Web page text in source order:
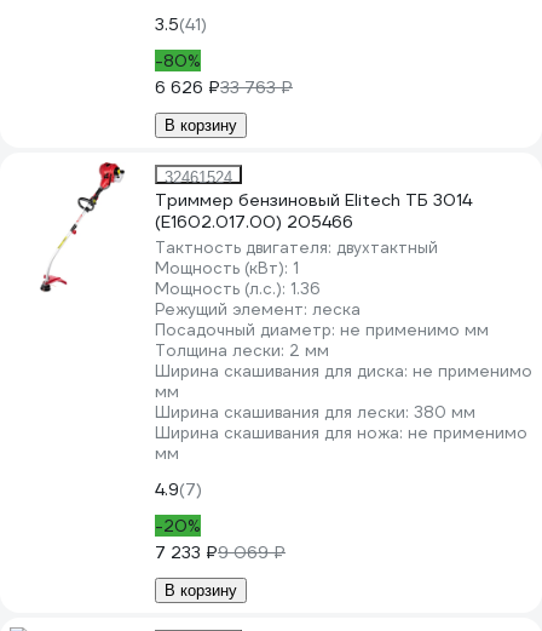
3.5(41)
-80%
6 626 ₽33 763 ₽
В корзину
32461524
Триммер бензиновый Elitech ТБ 3014
(E1602.017.00) 205466
Тактность двигателя: двухтактный
Мощность (кВт): 1
Мощность (л.с.): 1.36
Режущий элемент: леска
Посадочный диаметр: не применимо мм
Толщина лески: 2 мм
Ширина скашивания для диска: не применимо
мм
Ширина скашивания для лески: 380 мм
Ширина скашивания для ножа: не применимо
мм
4.9(7)
-20%
7 233 ₽9 069 ₽
В корзину